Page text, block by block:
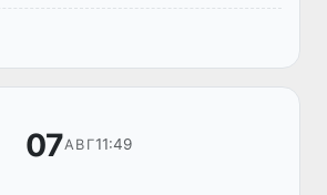
қолға киргизди!
07АВГ11:49